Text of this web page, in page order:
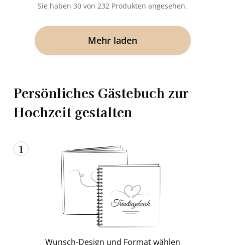
Sie haben 30 von 232 Produkten angesehen.
Mehr laden
Persönliches Gästebuch zur
Hochzeit gestalten
1
Wunsch-​Design und For­mat wäh­len